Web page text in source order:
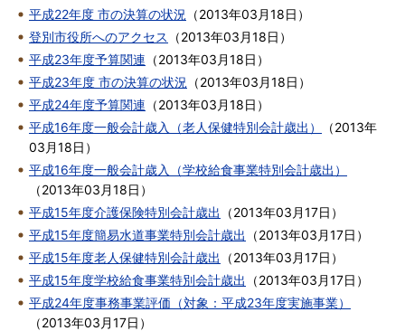
平成22年度 市の決算の状況
（2013年03月18日 ）
登別市役所へのアクセス
（2013年03月18日 ）
平成23年度予算関連 （2013年03月18日 ）
平成23年度 市の決算の状況
（2013年03月18日 ）
平成24年度予算関連 （2013年03月18日 ）
平成16年度一般会計歳入（老人保健特別会計歳出）
（2013年
03月18日 ）
平成16年度一般会計歳入（学校給食事業特別会計歳出）
（2013年03月18日 ）
平成15年度介護保険特別会計歳出
（2013年03月17日 ）
平成15年度簡易水道事業特別会計歳出
（2013年03月17日 ）
平成15年度老人保健特別会計歳出
（2013年03月17日 ）
平成15年度学校給食事業特別会計歳出
（2013年03月17日 ）
平成24年度事務事業評価（対象：平成23年度実施事業）
（2013年03月17日 ）